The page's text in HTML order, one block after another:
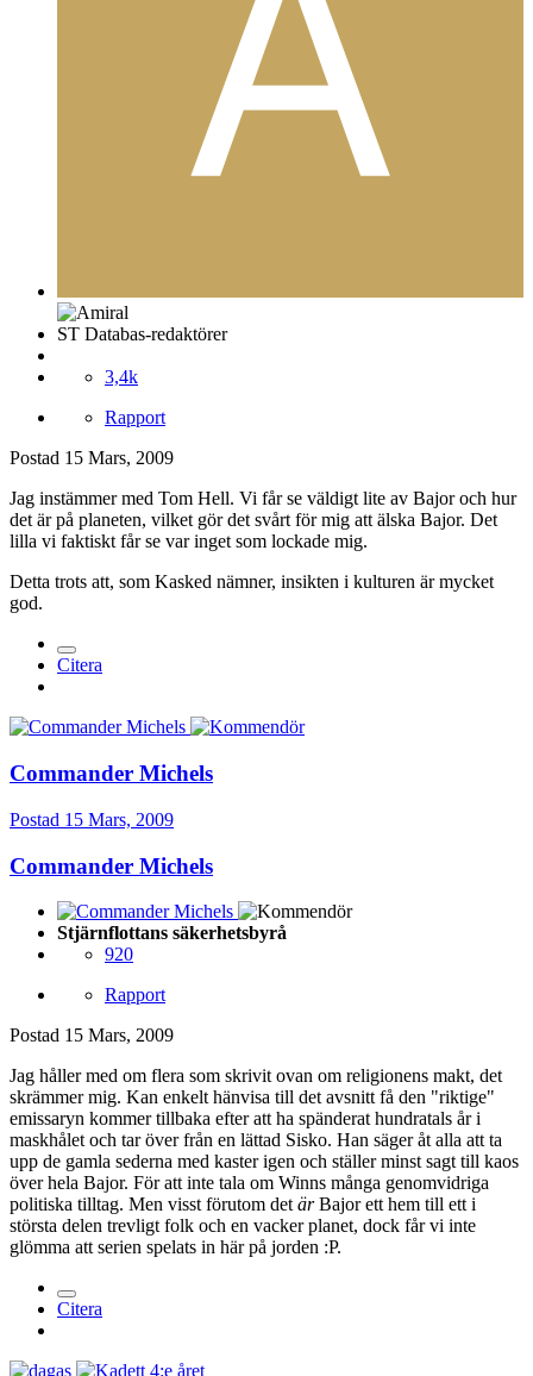
ST Databas-redaktörer
3,4k
Rapport
Postad 15 Mars, 2009
Jag instämmer med Tom Hell. Vi får se väldigt lite av Bajor och hur
det är på planeten, vilket gör det svårt för mig att älska Bajor. Det
lilla vi faktiskt får se var inget som lockade mig.
Detta trots att, som Kasked nämner, insikten i kulturen är mycket
god.
Citera
Commander Michels
Postad 15 Mars, 2009
Commander Michels
Stjärnflottans säkerhetsbyrå
920
Rapport
Postad 15 Mars, 2009
Jag håller med om flera som skrivit ovan om religionens makt, det
skrämmer mig. Kan enkelt hänvisa till det avsnitt få den "riktige"
emissaryn kommer tillbaka efter att ha spänderat hundratals år i
maskhålet och tar över från en lättad Sisko. Han säger åt alla att ta
upp de gamla sederna med kaster igen och ställer minst sagt till kaos
över hela Bajor. För att inte tala om Winns många genomvidriga
politiska tilltag. Men visst förutom det ärBajor ett hem till ett i
största delen trevligt folk och en vacker planet, dock får vi inte
glömma att serien spelats in här på jorden :P.
Citera